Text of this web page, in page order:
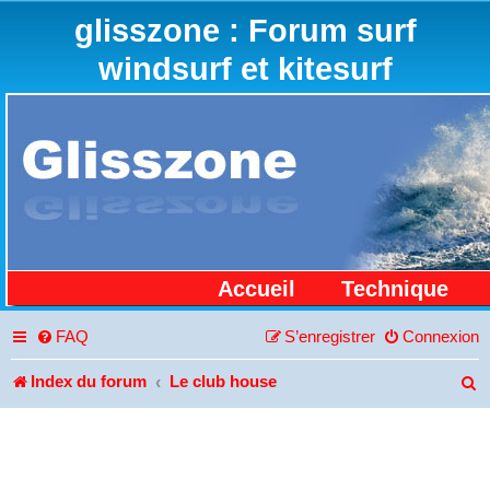
glisszone : Forum surf
windsurf et kitesurf
Accueil Technique
FAQ Connexion
S’enregistrer
Index du forum Le club house